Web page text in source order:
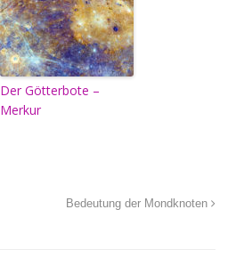
Der Götterbote –
Merkur
Bedeutung der Mondknoten